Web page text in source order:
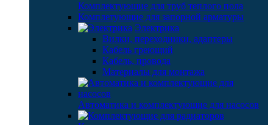
Комплектующие для труб теплого пола
Комплетующие для запорной арматуры
Электрика
Вилки, переходники, адаптеры
Кабель греющий
Кабель, провода
Материалы для монтажа
Автоматика и комплектующие для насосов